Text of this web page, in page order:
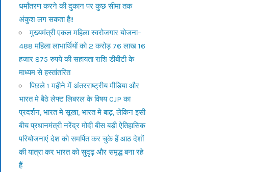
धर्मांतरण करने की दुकान पर कुछ सीमा तक
अंकुश लग सकता है!!
मुख्यमंत्री एकल महिला स्वरोजगार योजना–
488 महिला लाभार्थियों को 2 करोड़ 76 लाख 16
हजार 875 रुपये की सहायता राशि डीबीटी के
माध्यम से हस्तांतरित
पिछले 1 महीने में अंतरराष्ट्रीय मीडिया और
भारत मे बैठे लेफ्ट लिबरल के विषय CJP का
प्रदर्शन, भारत मे सूखा, भारत मे बाढ़, लेकिन इसी
बीच प्रधानमंत्री नरेंद्र मोदी बीस बड़ी ऐतिहासिक
परियोजनाएं देश को समर्पित कर चुके हैं आठ देशों
की यात्रा कर भारत को सुदृढ़ और समृद्ध बना रहे
हैं